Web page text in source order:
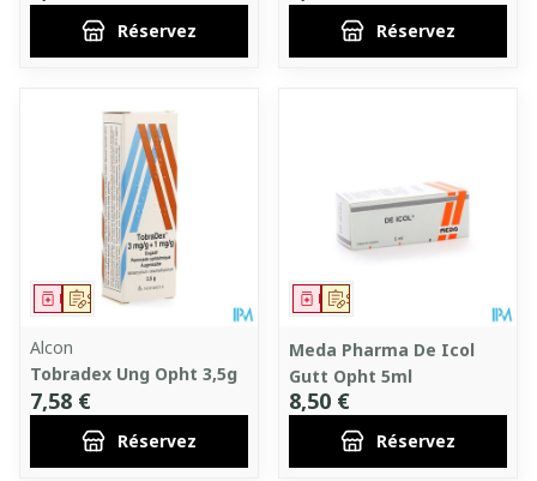
Réservez Réservez
Sur prescription
Médicament
Alcon
Tobradex Ung Opht 3,5g
7,58 €
Réservez
Sur prescription
Médicament
Meda Pharma De Icol
Gutt Opht 5ml
8,50 €
Réservez